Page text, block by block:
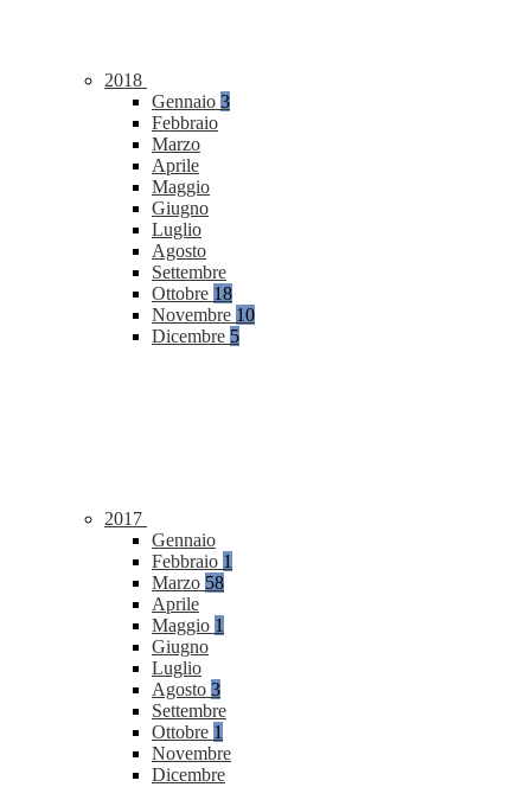
2018
Gennaio 3
Febbraio
Marzo
Aprile
Maggio
Giugno
Luglio
Agosto
Settembre
Ottobre 18
Novembre 10
Dicembre 5
2017
Gennaio
Febbraio 1
Marzo 58
Aprile
Maggio 1
Giugno
Luglio
Agosto 3
Settembre
Ottobre 1
Novembre
Dicembre